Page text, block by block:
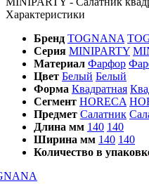
Характеристики
Бренд TOGNANA
Серия MINIPARTY
Материал Фарфор
Цвет Белый Белый
Форма Квадратная
Сегмент HORECA
Предмет Салатник
Длина мм 140 140
Ширина мм 140 140
Количество в